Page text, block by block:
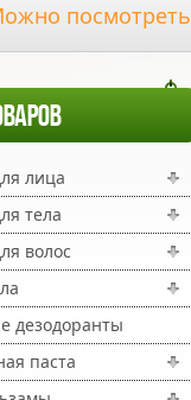
посмотреть
лица
тела
волос
дезодоранты
паста